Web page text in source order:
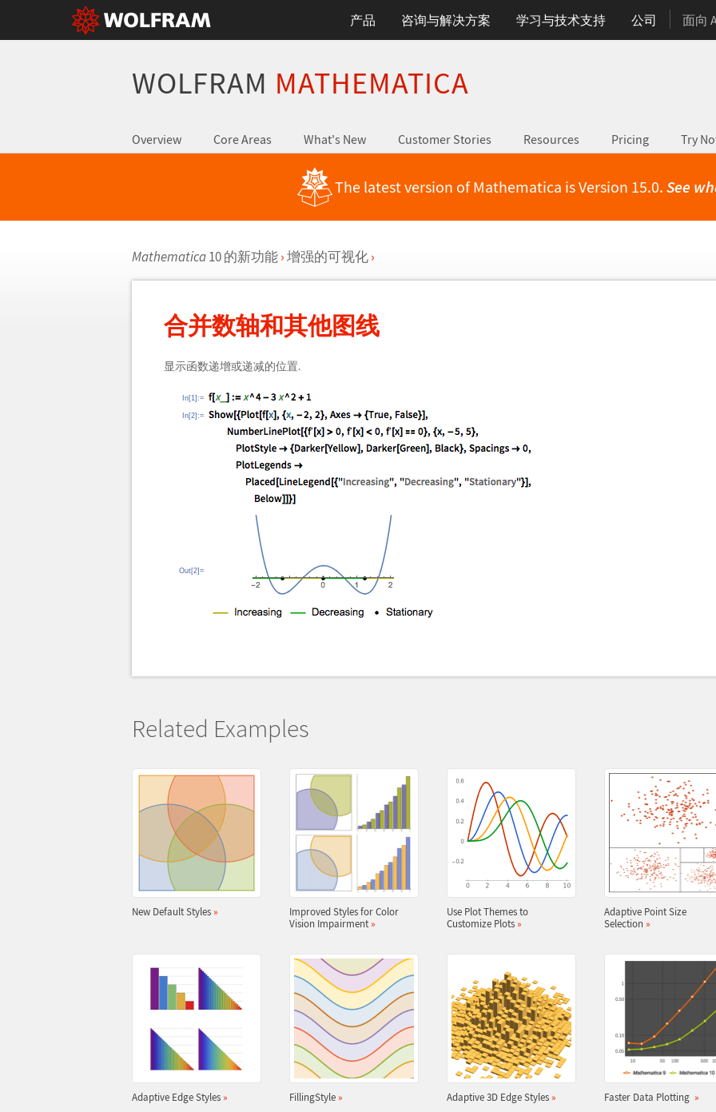
产品 咨询与解决方案 学习与技术支持 公司 面向
WOLFRAM MATHEMATICA
Overview Core Areas What's New Customer Stories Resources Pricing Try
The latest version of Mathematica is Version 15.0. See
Mathematica10 的新功能 ›增强的可视化 ›
合并数轴和其他图线
显示函数递增或递减的位置.
In[1]:=
In[2]:=
Out[2]=
Related Examples
New Default Styles »
Improved Styles for Color
Vision Impairment »
Use Plot Themes to
Customize Plots »
Adaptive Point Size
Selection »
Adaptive Edge Styles » FillingStyle » Adaptive 3D Edge Styles » Faster Data Plotting »